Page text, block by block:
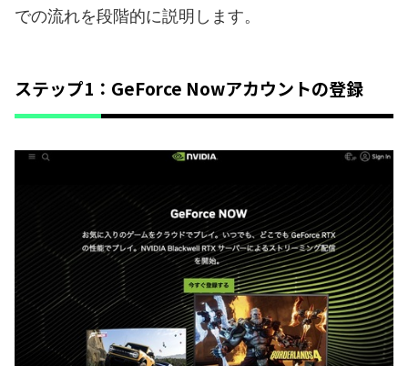
での流れを段階的に説明します。
ステップ1：GeForce Nowアカウントの登録